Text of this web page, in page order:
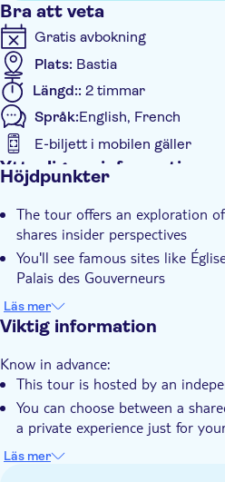
Bra att veta
Gratis avbokning
Plats: Bastia
Längd:: 2 timmar
Språk:English, French
E-biljett i mobilen gäller
Ytterligare information
Guidad rundtur
Lokal prägel
Elektronisk biljett
Small group
Djurvänlig
Höjdpunkter
The tour offers an exploration
shares insider perspectives
You'll see famous sites like
Palais des Gouverneurs
You can choose between a
experience tailored to your group
Läs mer
Viktig information
Know in advance:
This tour is hosted by an
You can choose between a
a private experience just for
The experience begins on time
Läs mer